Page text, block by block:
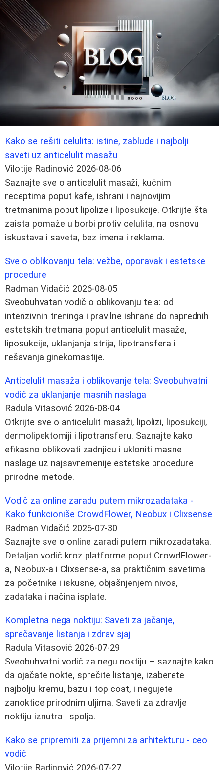
Kako se rešiti celulita: istine, zablude i najbolji
saveti uz anticelulit masažu
Vilotije Radinović 2026-08-06
Saznajte sve o anticelulit masaži, kućnim
receptima poput kafe, ishrani i najnovijim
tretmanima poput lipolize i liposukcije. Otkrijte šta
zaista pomaže u borbi protiv celulita, na osnovu
iskustava i saveta, bez imena i reklama.
Sve o oblikovanju tela: vežbe, oporavak i estetske
procedure
Radman Vidačić 2026-08-05
Sveobuhvatan vodič o oblikovanju tela: od
intenzivnih treninga i pravilne ishrane do naprednih
estetskih tretmana poput anticelulit masaže,
liposukcije, uklanjanja strija, lipotransfera i
rešavanja ginekomastije.
Anticelulit masaža i oblikovanje tela: Sveobuhvatni
vodič za uklanjanje masnih naslaga
Radula Vitasović 2026-08-04
Otkrijte sve o anticelulit masaži, lipolizi, liposukciji,
dermolipektomiji i lipotransferu. Saznajte kako
efikasno oblikovati zadnjicu i ukloniti masne
naslage uz najsavremenije estetske procedure i
prirodne metode.
Vodič za online zaradu putem mikrozadataka -
Kako funkcioniše CrowdFlower, Neobux i Clixsense
Radman Vidačić 2026-07-30
Saznajte sve o online zaradi putem mikrozadataka.
Detaljan vodič kroz platforme poput CrowdFlower-
a, Neobux-a i Clixsense-a, sa praktičnim savetima
za početnike i iskusne, objašnjenjem nivoa,
zadataka i načina isplate.
Kompletna nega noktiju: Saveti za jačanje,
sprečavanje listanja i zdrav sjaj
Radula Vitasović 2026-07-29
Sveobuhvatni vodič za negu noktiju – saznajte kako
da ojačate nokte, sprečite listanje, izaberete
najbolju kremu, bazu i top coat, i negujete
zanoktice prirodnim uljima. Saveti za zdravlje
noktiju iznutra i spolja.
Kako se pripremiti za prijemni za arhitekturu - ceo
vodič
Vilotije Radinović 2026-07-27